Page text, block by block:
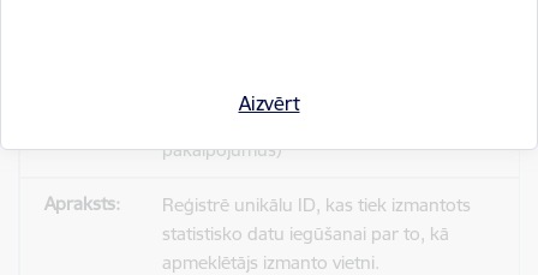
Aizvērt
Statistikas sīkdatnes (nepieciešamas, lai
uzlabotu vietnes darbību un
pakalpojumus)
Reģistrē unikālu ID, kas tiek izmantots
statistisko datu iegūšanai par to, kā
apmeklētājs izmanto vietni.